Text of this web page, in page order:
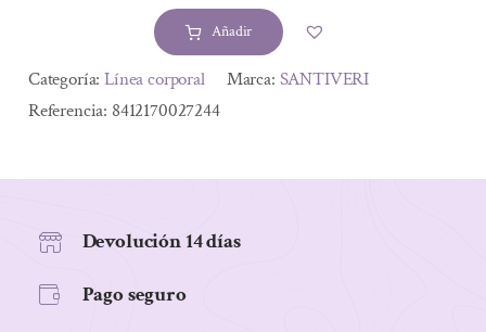
era:
14,35 €.
es:
12,63 €.
A
LA
cantidad
Añadir
Alternative:
Categoría:Línea corporal Marca: SANTIVERI
Referencia: 8412170027244
Devolución 14 días
Pago seguro